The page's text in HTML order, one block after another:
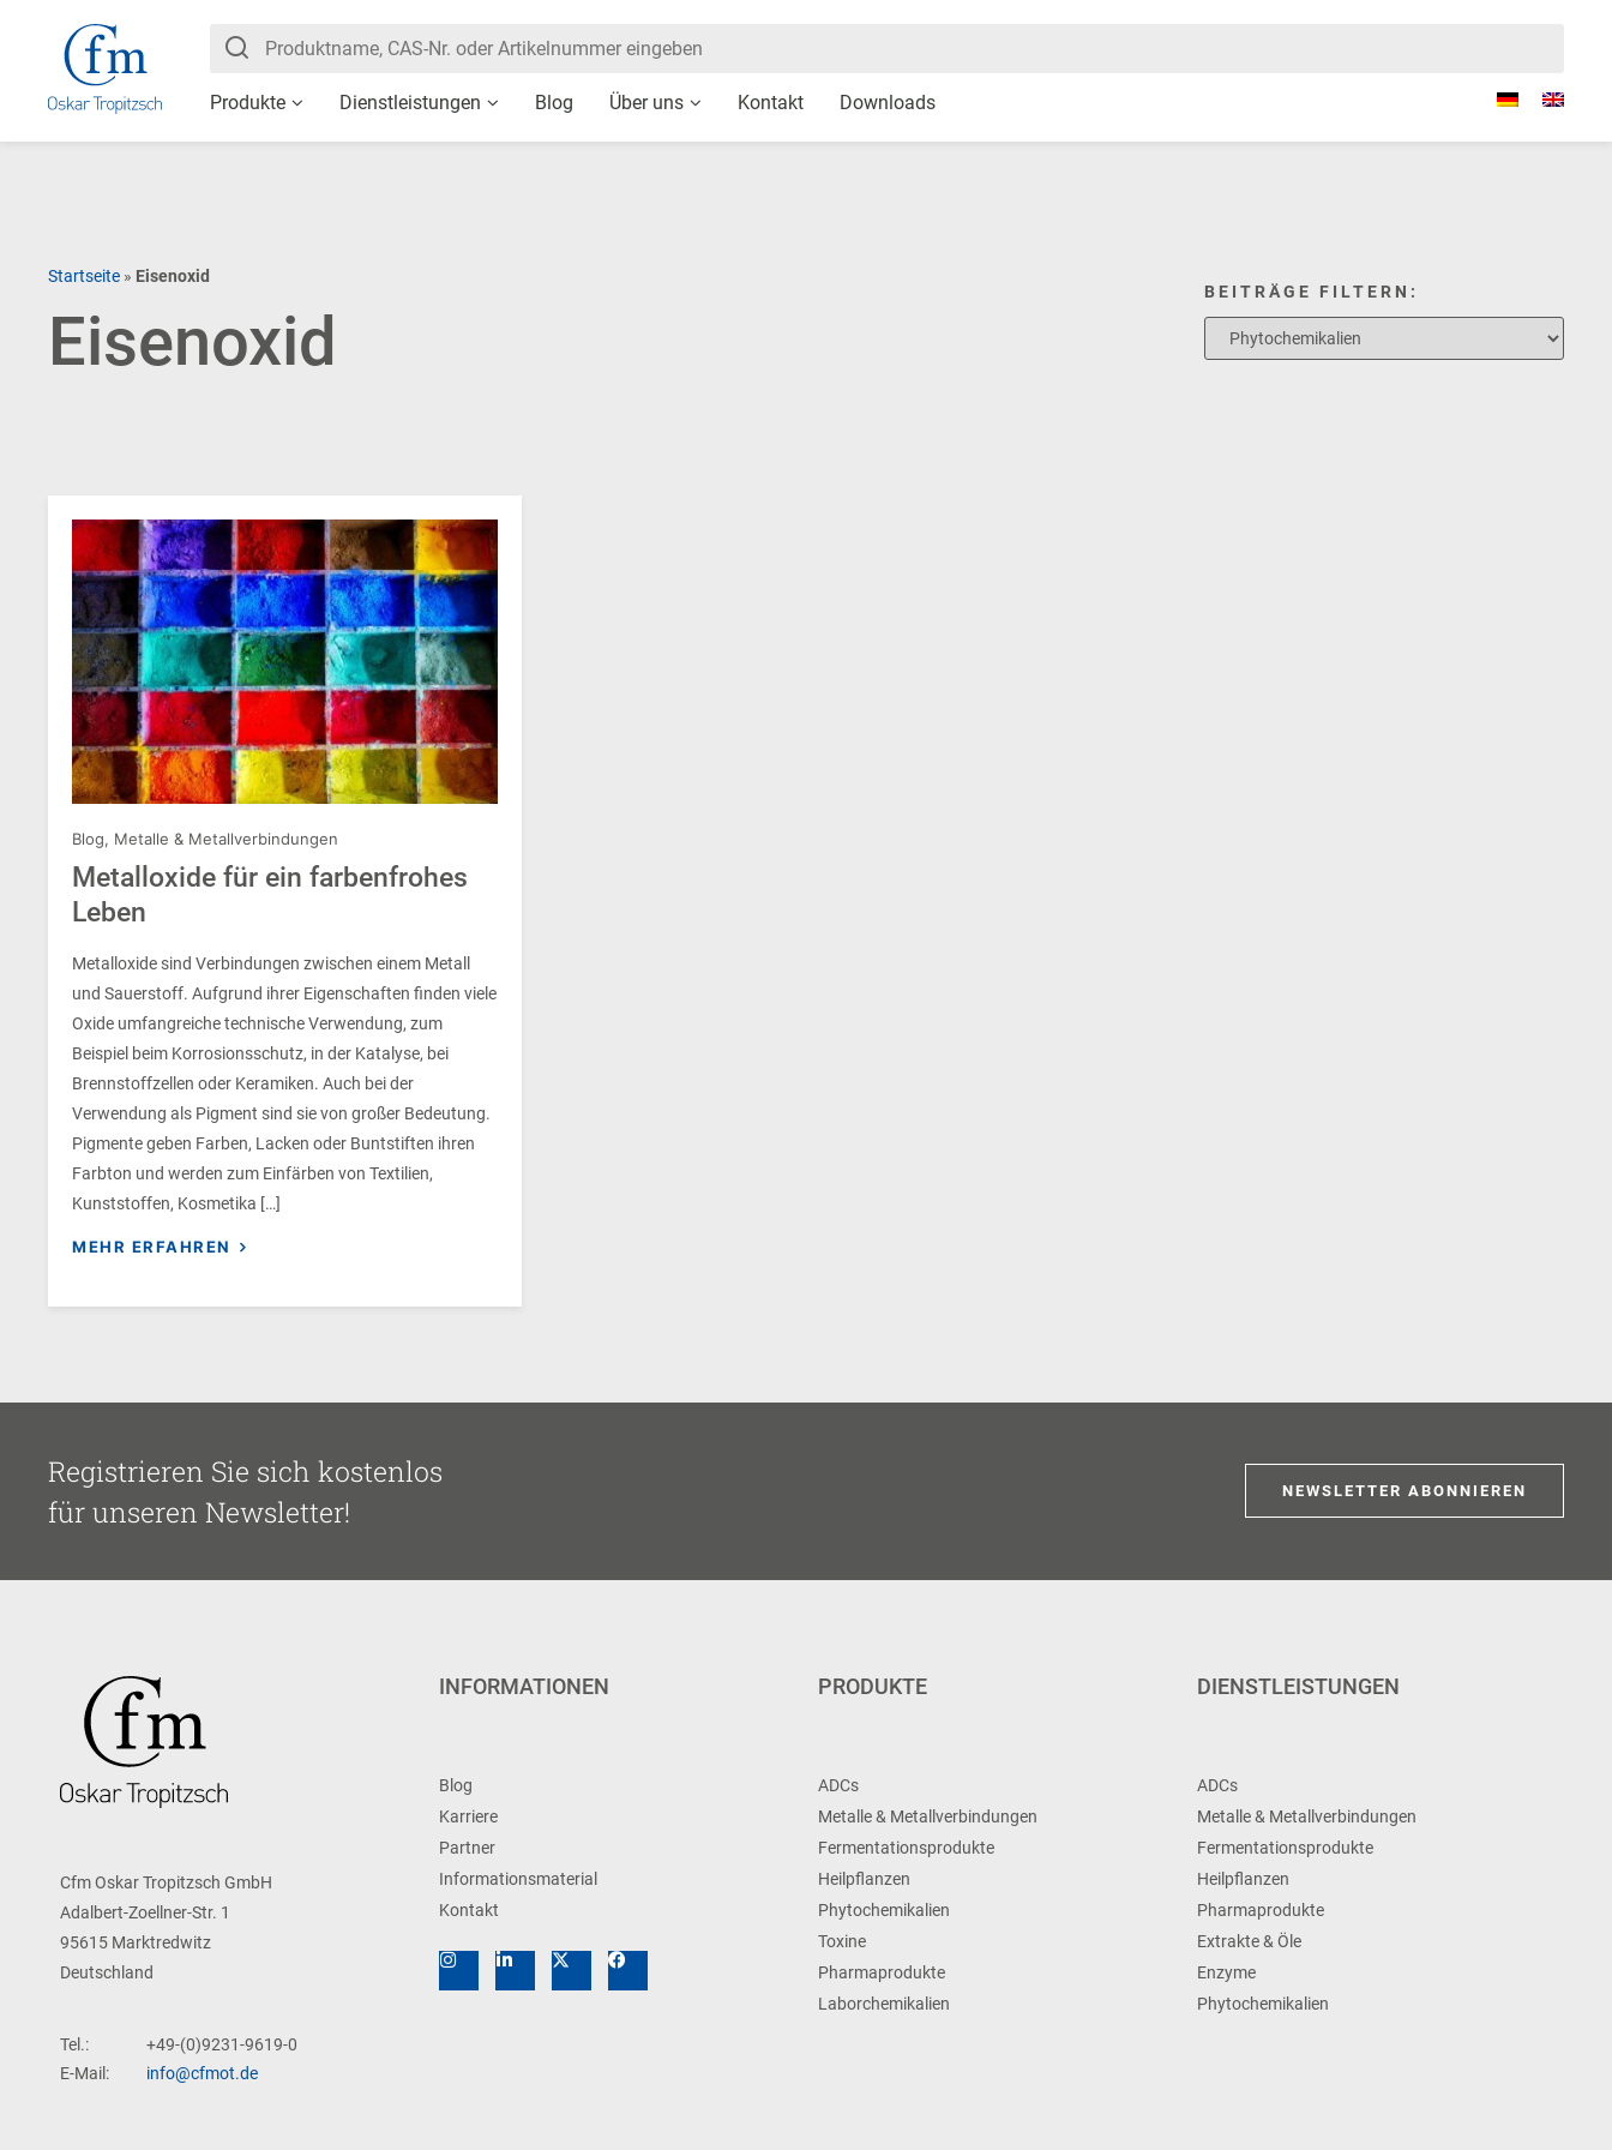
Produkte Dienstleistungen Blog Über uns Kontakt Downloads
Startseite » Eisenoxid
Eisenoxid
BEITRÄGE FILTERN:
Blog, Metalle & Metallverbindungen
Metalloxide für ein farbenfrohes
Leben
Metalloxide sind Verbindungen zwischen einem Metall
und Sauerstoff. Aufgrund ihrer Eigenschaften finden viele
Oxide umfangreiche technische Verwendung, zum
Beispiel beim Korrosionsschutz, in der Katalyse, bei
Brennstoffzellen oder Keramiken. Auch bei der
Verwendung als Pigment sind sie von großer Bedeutung.
Pigmente geben Farben, Lacken oder Buntstiften ihren
Farbton und werden zum Einfärben von Textilien,
Kunststoffen, Kosmetika […]
MEHR ERFAHREN
Registrieren Sie sich kostenlos
für unseren Newsletter!
NEWSLETTER ABONNIEREN
Cfm Oskar Tropitzsch GmbH
Adalbert-Zoellner-Str. 1
95615 Marktredwitz
Deutschland
Tel.:
+49-(0)9231-9619-0
E-Mail:
info@cfmot.de
INFORMATIONEN
Blog
Karriere
Partner
Informationsmaterial
Kontakt
PRODUKTE
ADCs
Metalle & Metallverbindungen
Fermentationsprodukte
Heilpflanzen
Phytochemikalien
Toxine
Pharmaprodukte
Laborchemikalien
DIENSTLEISTUNGEN
ADCs
Metalle & Metallverbindungen
Fermentationsprodukte
Heilpflanzen
Pharmaprodukte
Extrakte & Öle
Enzyme
Phytochemikalien